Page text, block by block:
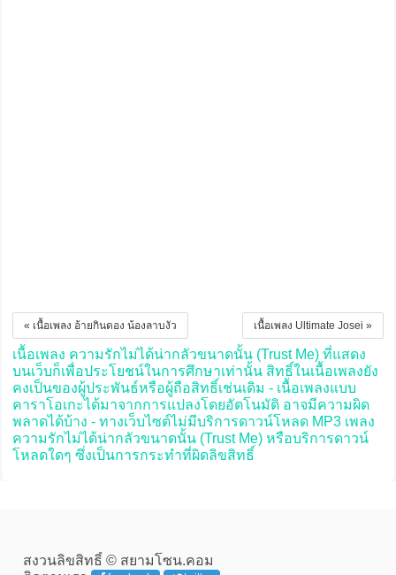
เนื้อเพลง Ultimate Josei »
« เนื้อเพลง อ้ายกินดอง น้องลาบงัว
เนื้อเพลง ความรักไม่ได้น่ากลัวขนาดนั้น (Trust Me) ที่แสดง
บนเว็บก็เพื่อประโยชน์ในการศึกษาเท่านั้น สิทธิ์ในเนื้อเพลงยัง
คงเป็นของผู้ประพันธ์หรือผู้ถือสิทธิ์เช่นเดิม - เนื้อเพลงแบบ
คาราโอเกะได้มาจากการแปลงโดยอัตโนมัติ อาจมีความผิด
พลาดได้บ้าง - ทางเว็บไซต์ไม่มีบริการดาวน์โหลด MP3 เพลง
ความรักไม่ได้น่ากลัวขนาดนั้น (Trust Me) หรือบริการดาวน์
โหลดใดๆ ซึ่งเป็นการกระทำที่ผิดลิขสิทธิ์
สงวนลิขสิทธิ์ © สยามโซน.คอม